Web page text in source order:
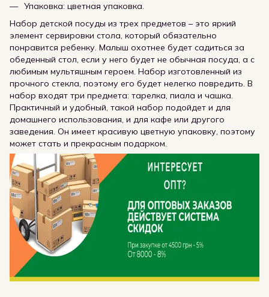
Упаковка: цветная упаковка.
Набор детской посуды из трех предметов – это яркий
элемент сервировки стола, который обязательно
понравится ребенку. Малыш охотнее будет садиться за
обеденный стол, если у него будет не обычная посуда, а с
любимым мультяшным героем. Набор изготовленный из
прочного стекла, поэтому его будет нелегко повредить. В
набор входят три предмета: тарелка, пиала и чашка.
Практичный и удобный, такой набор подойдет и для
домашнего использования, и для кафе или другого
заведения. Он имеет красивую цветную упаковку, поэтому
может стать и прекрасным подарком.